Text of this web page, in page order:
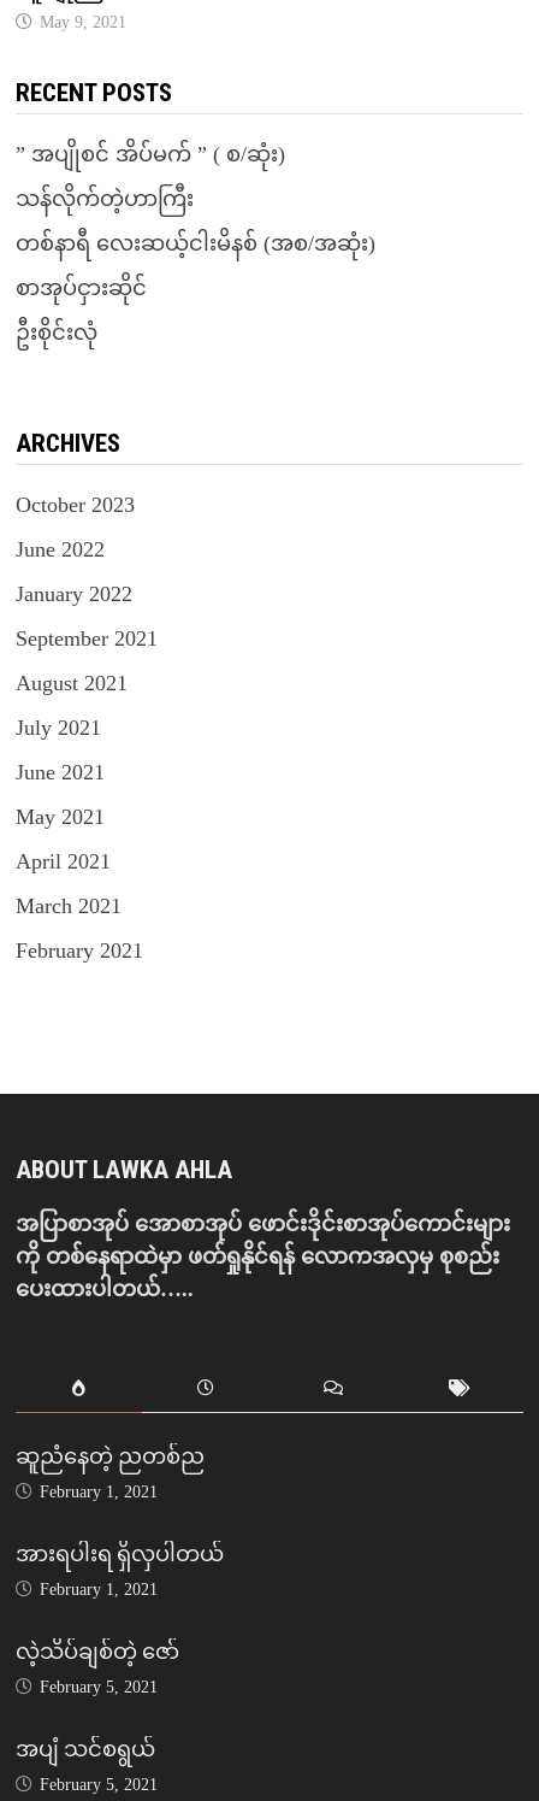
May 9, 2021
RECENT POSTS
” အပျိုစင် အိပ်မက် ” ( စ/ဆုံး)
သန်လိုက်တဲ့ဟာကြီး
တစ်နာရီ လေးဆယ့်ငါးမိနစ် (အစ/အဆုံး)
စာအုပ်ငှားဆိုင်
ဦးစိုင်းလုံ
ARCHIVES
October 2023
June 2022
January 2022
September 2021
August 2021
July 2021
June 2021
May 2021
April 2021
March 2021
February 2021
ABOUT LAWKA AHLA
အပြာစာအုပ် အောစာအုပ် ဖောင်းဒိုင်းစာအုပ်ကောင်းများ
ကို တစ်နေရာထဲမှာ ဖတ်ရှုနိုင်ရန် လောကအလှမှ စုစည်း
ပေးထားပါတယ်…..
ဆူညံနေတဲ့ ညတစ်ည
February 1, 2021
အားရပါးရ ရှိလှပါတယ်
February 1, 2021
လဲ့သိပ်ချစ်တဲ့ ဇော်
February 5, 2021
အပျံ သင်စရွယ်
February 5, 2021